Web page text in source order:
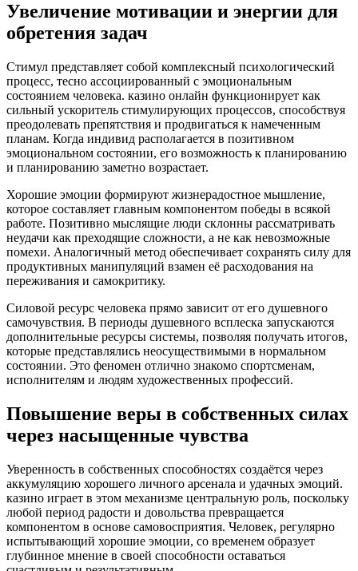
Увеличение мотивации и энергии для
обретения задач
Стимул представляет собой комплексный психологический
процесс, тесно ассоциированный с эмоциональным
состоянием человека. казино онлайн функционирует как
сильный ускоритель стимулирующих процессов, способствуя
преодолевать препятствия и продвигаться к намеченным
планам. Когда индивид располагается в позитивном
эмоциональном состоянии, его возможность к планированию
и планированию заметно возрастает.
Хорошие эмоции формируют жизнерадостное мышление,
которое составляет главным компонентом победы в всякой
работе. Позитивно мыслящие люди склонны рассматривать
неудачи как преходящие сложности, а не как невозможные
помехи. Аналогичный метод обеспечивает сохранять силу для
продуктивных манипуляций взамен её расходования на
переживания и самокритику.
Силовой ресурс человека прямо зависит от его душевного
самочувствия. В периоды душевного всплеска запускаются
дополнительные ресурсы системы, позволяя получать итогов,
которые представлялись неосуществимыми в нормальном
состоянии. Это феномен отлично знакомо спортсменам,
исполнителям и людям художественных профессий.
Повышение веры в собственных силах
через насыщенные чувства
Уверенность в собственных способностях создаётся через
аккумуляцию хорошего личного арсенала и удачных эмоций.
казино играет в этом механизме центральную роль, поскольку
любой период радости и довольства превращается
компонентом в основе самовосприятия. Человек, регулярно
испытывающий хорошие эмоции, со временем образует
глубинное мнение в своей способности оставаться